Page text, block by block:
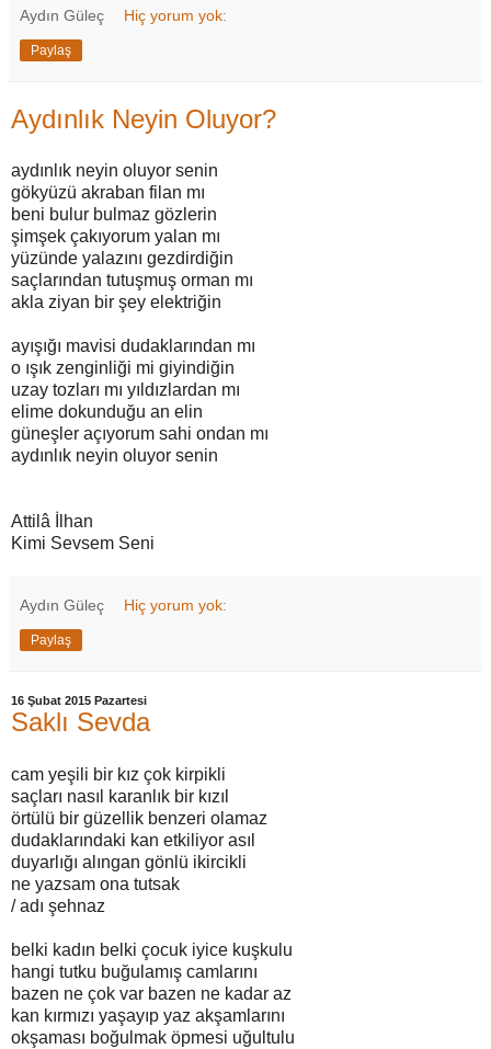
Aydın Güleç Hiç yorum yok:
Paylaş
Aydınlık Neyin Oluyor?
aydınlık neyin oluyor senin
gökyüzü akraban filan mı
beni bulur bulmaz gözlerin
şimşek çakıyorum yalan mı
yüzünde yalazını gezdirdiğin
saçlarından tutuşmuş orman mı
akla ziyan bir şey elektriğin
ayışığı mavisi dudaklarından mı
o ışık zenginliği mi giyindiğin
uzay tozları mı yıldızlardan mı
elime dokunduğu an elin
güneşler açıyorum sahi ondan mı
aydınlık neyin oluyor senin
Attilâ İlhan
Kimi Sevsem Seni
Aydın Güleç Hiç yorum yok:
Paylaş
16 Şubat 2015 Pazartesi
Saklı Sevda
cam yeşili bir kız çok kirpikli
saçları nasıl karanlık bir kızıl
örtülü bir güzellik benzeri olamaz
dudaklarındaki kan etkiliyor asıl
duyarlığı alıngan gönlü ikircikli
ne yazsam ona tutsak
/ adı şehnaz
belki kadın belki çocuk iyice kuşkulu
hangi tutku buğulamış camlarını
bazen ne çok var bazen ne kadar az
kan kırmızı yaşayıp yaz akşamlarını
okşaması boğulmak öpmesi uğultulu